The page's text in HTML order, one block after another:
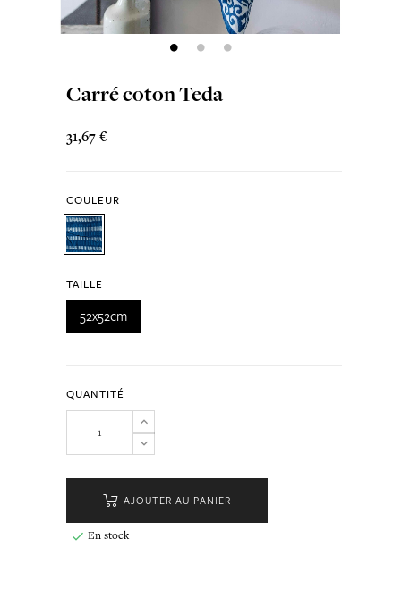
Carré coton Teda
31,67 €
COULEUR
TAILLE
52x52cm
QUANTITÉ
AJOUTER AU PANIER
 En stock